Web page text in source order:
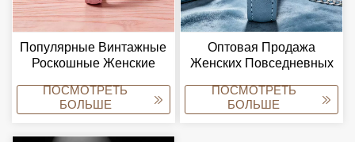
Популярные Винтажные
Роскошные Женские
Легким Кожаным
Ремешком — Модный
ПОСМОТРЕТЬ
БОЛЬШЕ
Оптовая Продажа
Женских Повседневных
Электронных Часов С
Квадратным Корпусом Из
ПОСМОТРЕТЬ
БОЛЬШЕ